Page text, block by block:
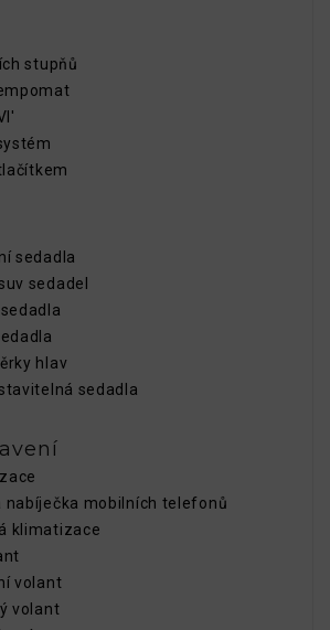
stupňů
sedadla
sedadel
hlav
sedadla
nabíječka mobilních telefonů
klimatizace
volant
volant